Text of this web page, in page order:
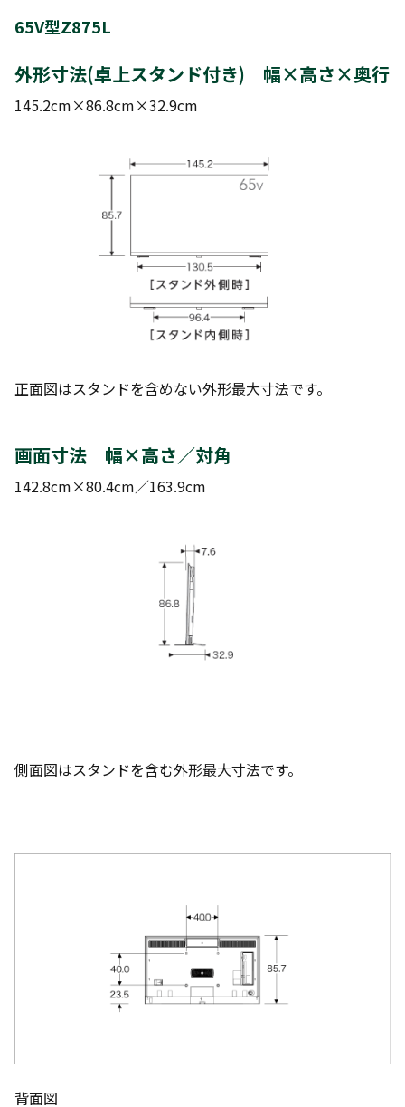
65V型Z875L
外形寸法(卓上スタンド付き) 幅×高さ×奥行
145.2cm×86.8cm×32.9cm
正面図はスタンドを含めない外形最大寸法です。
画面寸法 幅×高さ／対角
142.8cm×80.4cm／163.9cm
側面図はスタンドを含む外形最大寸法です。
背面図